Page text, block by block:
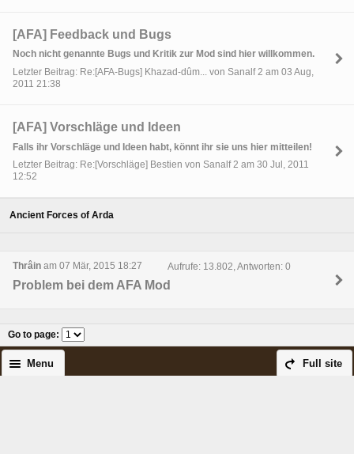
[AFA] Feedback und Bugs
Noch nicht genannte Bugs und Kritik zur Mod sind hier willkommen.
Letzter Beitrag: Re:[AFA-Bugs] Khazad-dûm... von Sanalf 2 am 03 Aug,
2011 21:38
[AFA] Vorschläge und Ideen
Falls ihr Vorschläge und Ideen habt, könnt ihr sie uns hier mitteilen!
Letzter Beitrag: Re:[Vorschläge] Bestien von Sanalf 2 am 30 Jul, 2011
12:52
Ancient Forces of Arda
Thrâin am 07 Mär, 2015 18:27 Aufrufe: 13.802, Antworten: 0
Problem bei dem AFA Mod
Go to page:
Full site
Menu